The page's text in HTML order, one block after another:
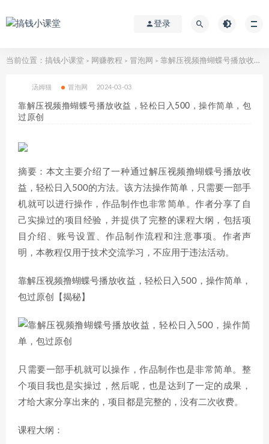
登录
当前位置： 搞钱小课堂 > 网赚教程 > 冒泡网 > 靠解压视频撸蝴蝶号播放收益，轻松日入500，操作简单，包过原创
汤姆猫 冒泡网 2024-03-03
靠解压视频撸蝴蝶号播放收益，轻松日入500，操作简单，包
过原创
摘要：本文主要介绍了一种通过解压视频撸蝴蝶号播放收
益，轻松日入500的方法。该方法操作简单，只需要一部手
机就可以进行操作，作品制作也非常简单。作者分享了自
己实操过的项目经验，并提供了完整的课程大纲，包括项
目介绍、账号设置、作品制作流程和注意事项。作者声
明，本教程仅用于技术交流学习，不应用于违法活动。
靠解压视频撸蝴蝶号播放收益，轻松日入500，操作简单，
包过原创【揭秘】
只需要一部手机就可以操作，作品制作也是非常简单。整
个项目我也是实操过，然后呢，也是达到了一定的成果，
才给大家分享出来的，项目都是完整的，没有二次收费。
课程大纲：